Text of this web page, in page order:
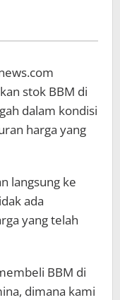
stok BBM di
dalam kondisi
harga yang
langsung ke
ada
yang telah
BBM di
dimana kami